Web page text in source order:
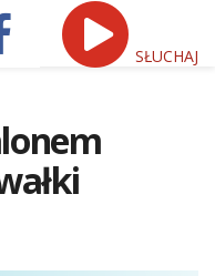
SŁUCHAJ